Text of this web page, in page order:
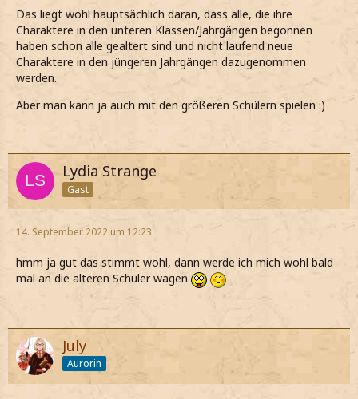
Das liegt wohl hauptsächlich daran, dass alle, die ihre
Charaktere in den unteren Klassen/Jahrgängen begonnen
haben schon alle gealtert sind und nicht laufend neue
Charaktere in den jüngeren Jahrgängen dazugenommen
werden.
Aber man kann ja auch mit den größeren Schülern spielen :)
Lydia Strange
Gast
14. September 2022 um 12:23
hmm ja gut das stimmt wohl, dann werde ich mich wohl bald
mal an die älteren Schüler wagen
July
Aurorin